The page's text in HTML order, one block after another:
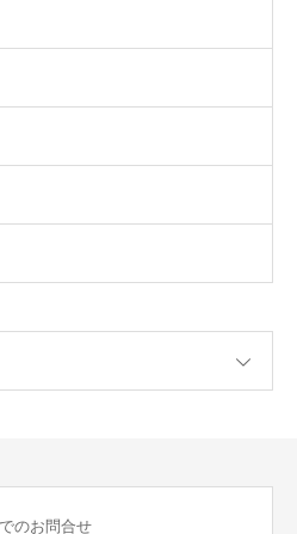
のお問合せ